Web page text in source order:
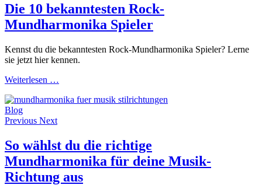
Die 10 bekanntesten Rock-
Mundharmonika Spieler
Kennst du die bekanntesten Rock-Mundharmonika Spieler? Lerne
sie jetzt hier kennen.
Weiterlesen …
Blog
Previous Next
So wählst du die richtige
Mundharmonika für deine Musik-
Richtung aus